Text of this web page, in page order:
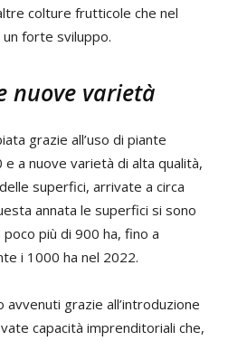
colture frutticole che nel
forte sviluppo.
nuove varietà
grazie all’uso di piante
a nuove varietà di alta qualità,
superfici, arrivate a circa
annata le superfici si sono
più di 900 ha, fino a
i 1000 ha nel 2022.
avvenuti grazie all’introduzione
capacità imprenditoriali che,